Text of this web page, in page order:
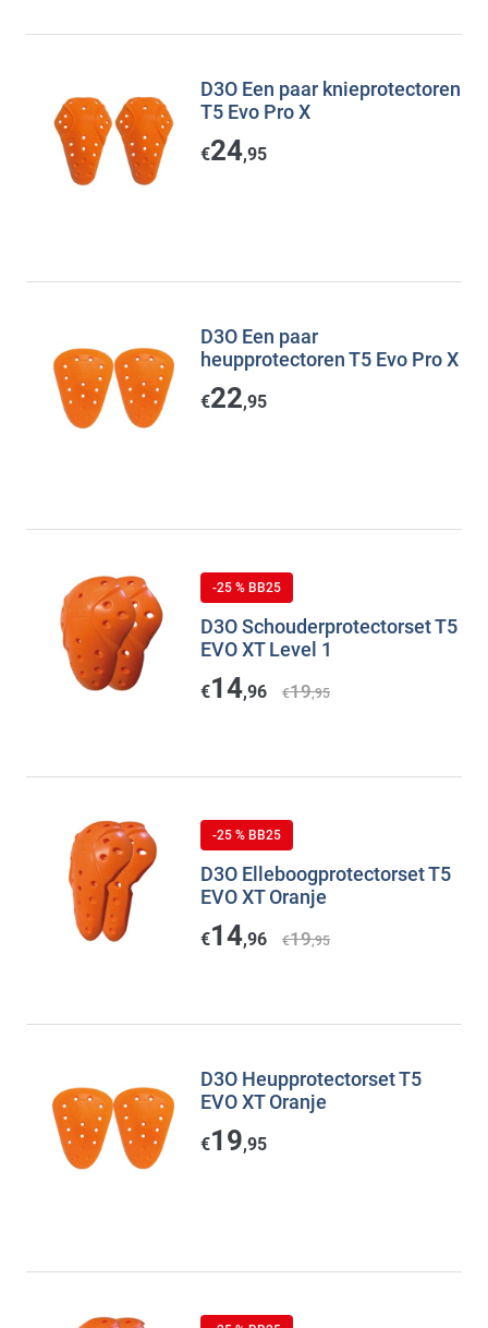
D3O Een paar knieprotectoren
T5 Evo Pro X
€24,95
D3O Een paar
heupprotectoren T5 Evo Pro X
€22,95
-25 % BB25
D3O Schouderprotectorset T5
EVO XT Level 1
€14,96 €19,95
-25 % BB25
D3O Elleboogprotectorset T5
EVO XT Oranje
€14,96 €19,95
D3O Heupprotectorset T5
EVO XT Oranje
€19,95